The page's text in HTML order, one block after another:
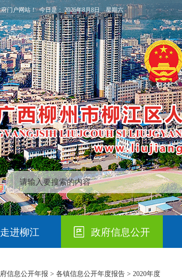
门户网站！ 今日是：2026年8月8日 星期六
走进柳江 政府信息公开
信息公开年报 > 各镇信息公开年度报告 > 2020年度